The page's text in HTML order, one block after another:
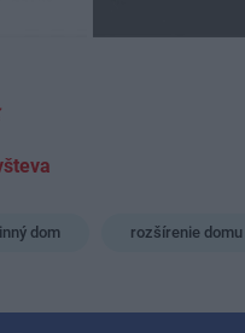
dom rozšírenie domu